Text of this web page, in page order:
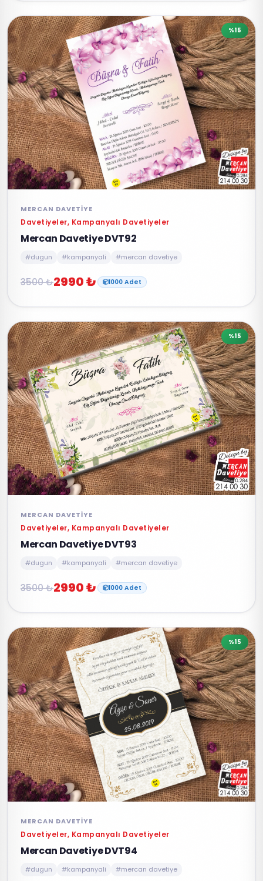
%15
MERCAN DAVETIYE
Davetiyeler, Kampanyalı Davetiyeler
Mercan Davetiye DVT92
#dugun #kampanyali #mercan davetiye
3500 ₺2990 ₺ 1000 Adet
%15
MERCAN DAVETIYE
Davetiyeler, Kampanyalı Davetiyeler
Mercan Davetiye DVT93
#dugun #kampanyali #mercan davetiye
3500 ₺2990 ₺ 1000 Adet
%15
MERCAN DAVETIYE
Davetiyeler, Kampanyalı Davetiyeler
Mercan Davetiye DVT94
#dugun #kampanyali #mercan davetiye